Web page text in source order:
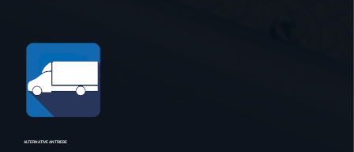
ALTERNATIVE ANTRIEBE